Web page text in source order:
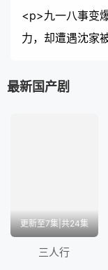
<p>九一八事变
力，却遭遇沈家
一劫，忍痛和初
的兰亭舒爱上了
然而，当吴楚琳
为了大义，他只
最新国产剧
更新至7集|共24集
三人行